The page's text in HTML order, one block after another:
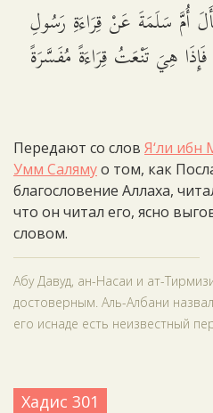
أُمَّ سَلَمَةَ عَنْ قِرَاءَةِ رَسُولِ
هِيَ تَنْعَتُ قِرَاءَةً مُفَسَّرَةً
Передают со слов Я‘ли ибн
Умм Салямуо том, как
благословение Аллаха,
что он читал его, ясно
словом.
Абу Давуд, ан-Насаи и ат-
достоверным. Аль-Албани
его иснаде есть неизвестный
Хадис 301